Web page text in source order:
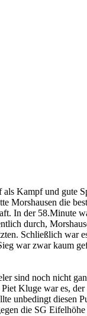
Kampf und gute
Morshausen die
In der 58.Minute
durch,
Schließlich war
war zwar kaum
sind noch nicht
Kluge war es,
unbedingt diesen
die SG